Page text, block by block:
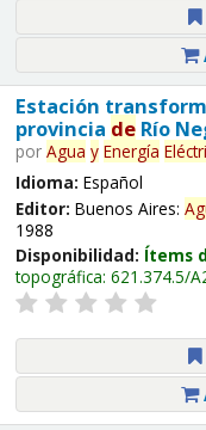
Estación
provincia deRío
por Agua y Energía
Idioma: Español
Editor: Buenos Aires:
1988
Disponibilidad: Ítems
topográfica: 621.374.5/